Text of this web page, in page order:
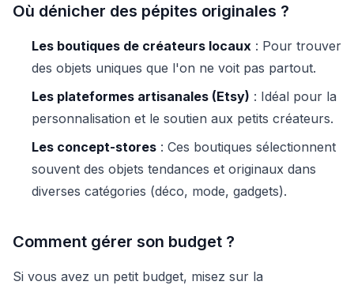
Où dénicher des pépites originales ?
Les boutiques de créateurs locaux : Pour trouver
des objets uniques que l'on ne voit pas partout.
Les plateformes artisanales (Etsy) : Idéal pour la
personnalisation et le soutien aux petits créateurs.
Les concept-stores : Ces boutiques sélectionnent
souvent des objets tendances et originaux dans
diverses catégories (déco, mode, gadgets).
Comment gérer son budget ?
Si vous avez un petit budget, misez sur la